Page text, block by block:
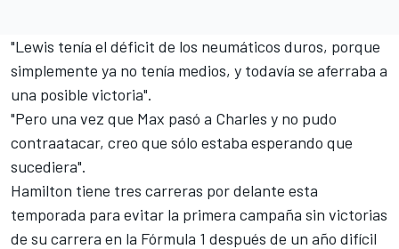
"Lewis tenía el déficit de los neumáticos duros, porque
simplemente ya no tenía medios, y todavía se aferraba a
una posible victoria".
"Pero una vez que Max pasó a Charles y no pudo
contraatacar, creo que sólo estaba esperando que
sucediera".
Hamilton tiene tres carreras por delante esta
temporada para evitar la primera campaña sin victorias
de su carrera en la Fórmula 1 después de un año difícil